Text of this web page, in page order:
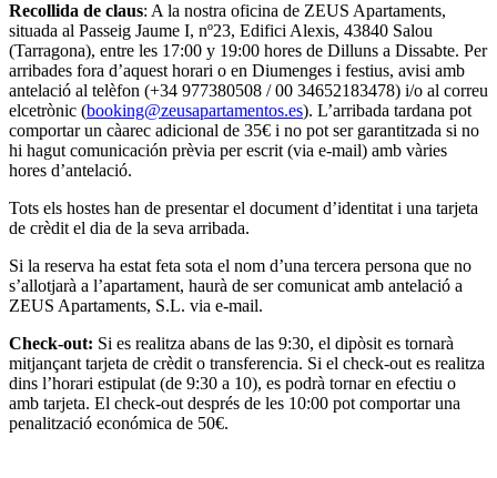
Recollida de claus: A la nostra oficina de ZEUS Apartaments,
situada al Passeig Jaume I, nº23, Edifici Alexis, 43840 Salou
(Tarragona), entre les 17:00 y 19:00 hores de Dilluns a Dissabte. Per
arribades fora d’aquest horari o en Diumenges i festius, avisi amb
antelació al telèfon (+34 977380508 / 00 34652183478) i/o al correu
elcetrònic (booking@zeusapartamentos.es). L’arribada tardana pot
comportar un càarec adicional de 35€ i no pot ser garantitzada si no
hi hagut comunicación prèvia per escrit (via e-mail) amb vàries
hores d’antelació.
Tots els hostes han de presentar el document d’identitat i una tarjeta
de crèdit el dia de la seva arribada.
Si la reserva ha estat feta sota el nom d’una tercera persona que no
s’allotjarà a l’apartament, haurà de ser comunicat amb antelació a
ZEUS Apartaments, S.L. via e-mail.
Check-out: Si es realitza abans de las 9:30, el dipòsit es tornarà
mitjançant tarjeta de crèdit o transferencia. Si el check-out es realitza
dins l’horari estipulat (de 9:30 a 10), es podrà tornar en efectiu o
amb tarjeta. El check-out després de les 10:00 pot comportar una
penalització económica de 50€.